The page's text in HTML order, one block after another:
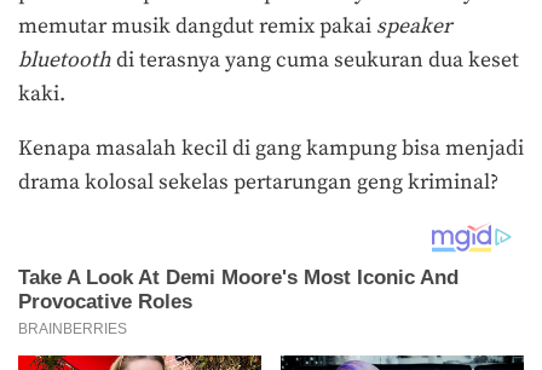
memutar musik dangdut remix pakai speaker
bluetoothdi terasnya yang cuma seukuran dua keset
kaki.
Kenapa masalah kecil di gang kampung bisa menjadi
drama kolosal sekelas pertarungan geng kriminal?